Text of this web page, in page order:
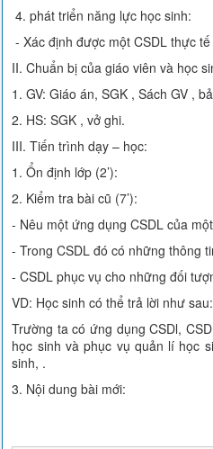
4. phát triển năng lực học sinh:
- Xác định được một CSDL thực
II. Chuẩn bị của giáo viên và học
1. GV: Giáo án, SGK , Sách GV ,
2. HS: SGK , vở ghi.
III. Tiến trình dạy – học:
1. Ổn định lớp (2’):
2. Kiểm tra bài cũ (7’):
- Nêu một ứng dụng CSDL của
- Trong CSDL đó có những thông
- CSDL phục vụ cho những đối
VD: Học sinh có thể trả lời như sau:
Trường ta có ứng dụng CSDl,
học sinh và phục vụ quản lí học
sinh, .
3. Nội dung bài mới: